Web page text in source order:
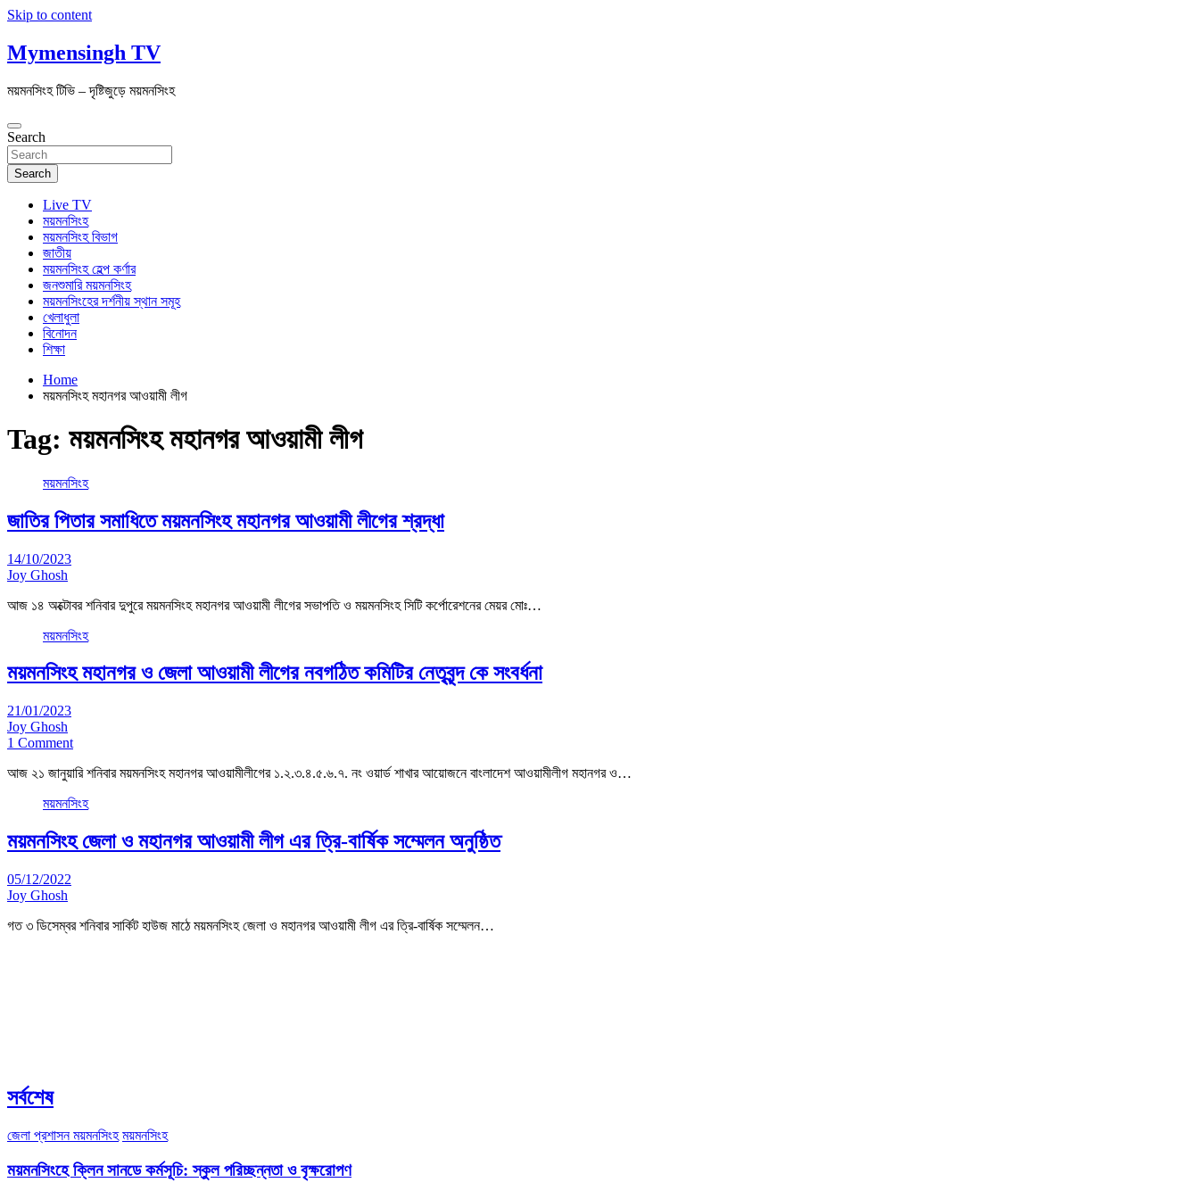
Skip to content
Mymensingh TV
ময়মনসিংহ টিভি – দৃষ্টিজুড়ে ময়মনসিংহ
Search
Search
Live TV
ময়মনসিংহ
ময়মনসিংহ বিভাগ
জাতীয়
ময়মনসিংহ হেল্প কর্ণার
জনশুমারি ময়মনসিংহ
ময়মনসিংহের দর্শনীয় স্থান সমূহ
খেলাধুলা
বিনোদন
শিক্ষা
Home
ময়মনসিংহ মহানগর আওয়ামী লীগ
Tag: ময়মনসিংহ মহানগর আওয়ামী লীগ
ময়মনসিংহ
জাতির পিতার সমাধিতে ময়মনসিংহ মহানগর আওয়ামী লীগের শ্রদ্ধা
14/10/2023
Joy Ghosh
আজ ১৪ অক্টোবর শনিবার দুপুরে ময়মনসিংহ মহানগর আওয়ামী লীগের সভাপতি ও ময়মনসিংহ সিটি কর্পোরেশনের মেয়র মোঃ…
ময়মনসিংহ
ময়মনসিংহ মহানগর ও জেলা আওয়ামী লীগের নবগঠিত কমিটির নেতৃবৃন্দ কে সংবর্ধনা
21/01/2023
Joy Ghosh
1 Comment
আজ ২১ জানুয়ারি শনিবার ময়মনসিংহ মহানগর আওয়ামীলীগের ১.২.৩.৪.৫.৬.৭. নং ওয়ার্ড শাখার আয়োজনে বাংলাদেশ আওয়ামীলীগ মহানগর ও…
ময়মনসিংহ
ময়মনসিংহ জেলা ও মহানগর আওয়ামী লীগ এর ত্রি-বার্ষিক সম্মেলন অনুষ্ঠিত
05/12/2022
Joy Ghosh
গত ৩ ডিসেম্বর শনিবার সার্কিট হাউজ মাঠে ময়মনসিংহ জেলা ও মহানগর আওয়ামী লীগ এর ত্রি-বার্ষিক সম্মেলন…
সর্বশেষ
জেলা প্রশাসন ময়মনসিংহ ময়মনসিংহ
ময়মনসিংহে ক্লিন সানডে কর্মসূচি: স্কুল পরিচ্ছন্নতা ও বৃক্ষরোপণ